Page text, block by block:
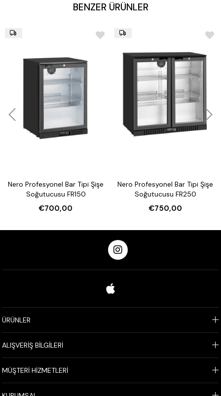
BENZER ÜRÜNLER
Nero Profesyonel Bar Tipi Şişe
Soğutucusu FR150
€700,00
Nero Profesyonel Bar Tipi Şişe
Soğutucusu FR250
€750,00
ÜRÜNLER
ALIŞVERİŞ BİLGİLERİ
MÜŞTERİ HİZMETLERİ